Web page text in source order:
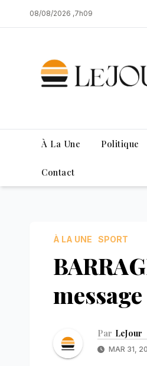
to
08/08/2026 ,7h09
À La Une Politique
Contact
À LA UNE SPORT
Par LeJour
MAR 31,